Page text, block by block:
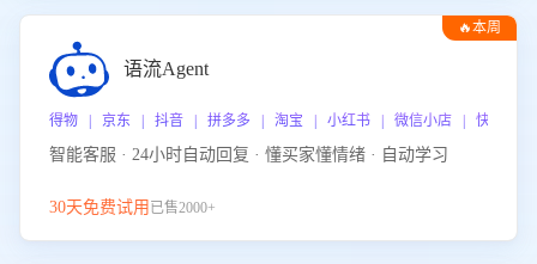
🔥本周
语流Agent
得物 | 京东 | 抖音 | 拼多多 | 淘宝 | 小红书 | 微信小店 | 快手 |
智能客服 · 24小时自动回复 · 懂买家懂情绪 · 自动学习
30天免费试用 已售2000+